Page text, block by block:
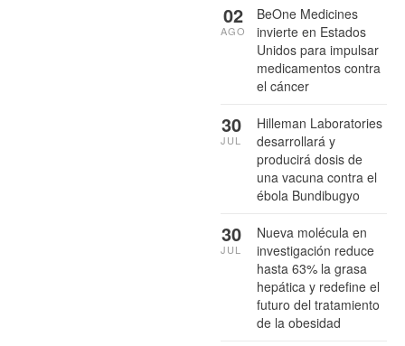
BeOne Medicines
invierte en Estados
Unidos para impulsar
medicamentos contra
el cáncer
02
AGO
Hilleman Laboratories
desarrollará y
producirá dosis de
una vacuna contra el
ébola Bundibugyo
30
JUL
Nueva molécula en
investigación reduce
hasta 63% la grasa
hepática y redefine el
futuro del tratamiento
de la obesidad
30
JUL